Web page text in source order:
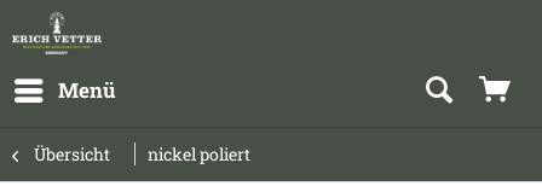
Menü
Übersicht nickel poliert